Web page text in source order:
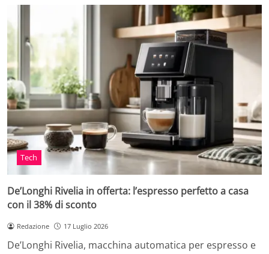
Tech
De’Longhi Rivelia in offerta: l’espresso perfetto a casa
con il 38% di sconto
Redazione 17 Luglio 2026
De’Longhi Rivelia, macchina automatica per espresso e